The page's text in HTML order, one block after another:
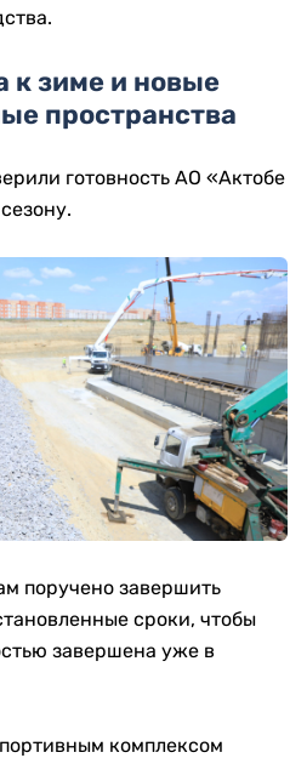
к зиме и новые
пространства
готовность АО «Актобе
поручено завершить
сроки, чтобы
завершена уже в
комплексом